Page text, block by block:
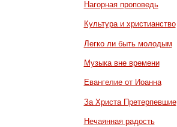
Нагорная проповедь
Культура и христианство
Легко ли быть молодым
Музыка вне времени
Евангелие от Иоанна
За Христа Претерпевшие
Нечаянная радость